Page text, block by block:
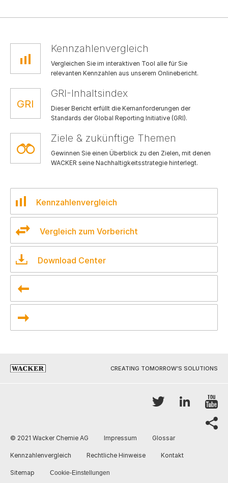
Kennzahlenvergleich
Vergleichen Sie im interaktiven Tool alle für Sie
relevanten Kennzahlen aus unserem Onlinebericht.
GRI-Inhaltsindex
Dieser Bericht erfüllt die Kernanforderungen der
Standards der Global Reporting Initiative (GRI).
Ziele & zukünftige Themen
Gewinnen Sie einen Überblick zu den Zielen, mit denen
WACKER seine Nachhaltigkeitsstrategie hinterlegt.
Kennzahlenvergleich
Vergleich zum Vorbericht
Download Center
CREATING TOMORROW’S SOLUTIONS
Twitter
© 2021 Wacker Chemie AG Impressum Glossar
Kennzahlenvergleich Rechtliche Hinweise Kontakt
Sitemap Cookie-Einstellungen